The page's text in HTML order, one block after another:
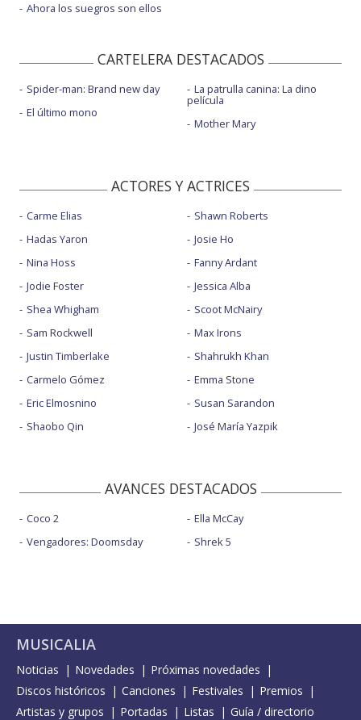
Ahora los suegros son ellos
CARTELERA DESTACADOS
Spider-man: Brand new day
El último mono
La patrulla canina: La dino
película
Mother Mary
ACTORES Y ACTRICES
Carme Elias
Hadas Yaron
Nina Hoss
Jodie Foster
Shea Whigham
Sam Rockwell
Justin Timberlake
Carmelo Gómez
Eric Elmosnino
Shaobo Qin
Shawn Roberts
Josie Ho
Fanny Ardant
Jessica Alba
Scoot McNairy
Max Irons
Shahrukh Khan
Emma Stone
Susan Sarandon
José María Yazpik
AVANCES DESTACADOS
Coco 2
Vengadores: Doomsday
Ella McCay
Shrek 5
MUSICALIA
Noticias Novedades
Próximas novedades
Discos históricos
Canciones Festivales
Premios
Artistas y grupos
Portadas Listas Guía / directorio